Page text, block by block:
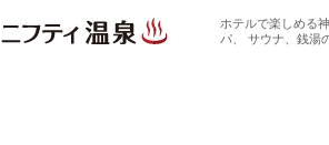
ホテルで楽しめる
パ、 サウナ、銭湯